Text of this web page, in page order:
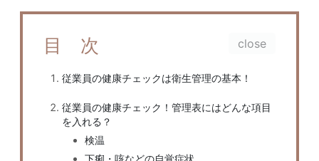
目 次
従業員の健康チェックは衛生管理の基本！
従業員の健康チェック！管理表にはどんな項目
を入れる？
検温
下痢・咳などの自覚症状